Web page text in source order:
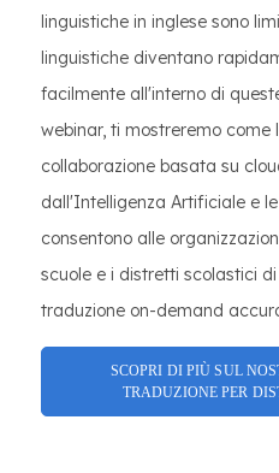
linguistiche in inglese sono
linguistiche diventano
facilmente all'interno di
webinar, ti mostreremo come
collaborazione basata su
dall'Intelligenza Artificiale e
consentono alle
scuole e i distretti scolastici
traduzione on-demand
SCOPRI DI PIÙ SUL
TRADUZIONE PER